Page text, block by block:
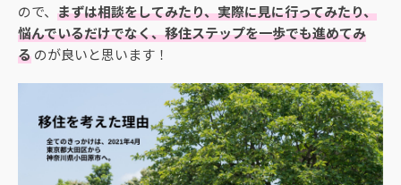
ので、 まずは相談をしてみたり、実際に見に行ってみたり、
悩んでいるだけでなく、移住ステップを一歩でも進めてみ
るのが良いと思います！